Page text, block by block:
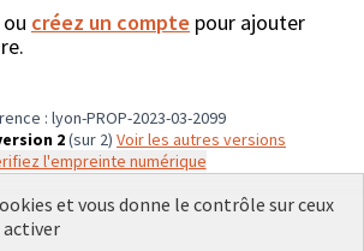
ou créez un compte pour ajouter
: lyon-PROP-2023-03-2099
2(sur 2)
voir les autres versions
l'empreinte numérique
et vous donne le contrôle sur ceux
activer